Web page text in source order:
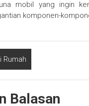
mobil yang ingin
komponen-
Rumah
Balasan